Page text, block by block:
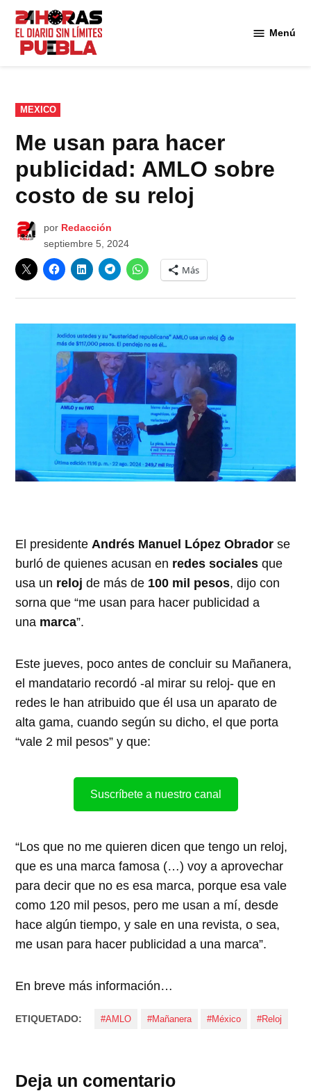
Saltar
contenido
Menú
PUBLICADO
EN
MEXICO
Me usan para hacer
publicidad: AMLO sobre
costo de su reloj
por Redacción
septiembre 5, 2024
Más
El presidente Andrés Manuel López Obrador se
burló de quienes acusan en redes sociales que
usa un reloj de más de 100 mil pesos, dijo con
sorna que “me usan para hacer publicidad a
una marca”.
Este jueves, poco antes de concluir su Mañanera,
el mandatario recordó -al mirar su reloj- que en
redes le han atribuido que él usa un aparato de
alta gama, cuando según su dicho, el que porta
“vale 2 mil pesos” y que:
Suscríbete a nuestro canal
“Los que no me quieren dicen que tengo un reloj,
que es una marca famosa (…) voy a aprovechar
para decir que no es esa marca, porque esa vale
como 120 mil pesos, pero me usan a mí, desde
hace algún tiempo, y sale en una revista, o sea,
me usan para hacer publicidad a una marca”.
En breve más información…
ETIQUETADO: #AMLO #Mañanera #México #Reloj
Deja un comentario